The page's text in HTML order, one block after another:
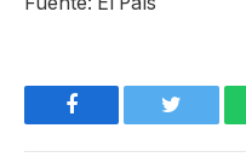
Facebook Twitter